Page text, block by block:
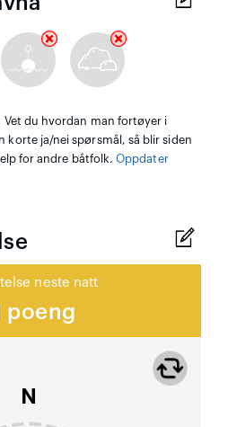
Vet du hvordan man fortøyer i
korte ja/nei spørsmål, så blir siden
for andre båtfolk.Oppdater
neste natt
poeng
N